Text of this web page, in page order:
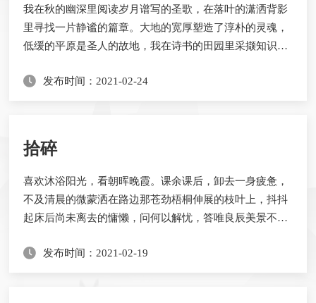
我在秋的幽深里阅读岁月谱写的圣歌，在落叶的潇洒背影
里寻找一片静谧的篇章。大地的宽厚塑造了淳朴的灵魂，
低缓的平原是圣人的故地，我在诗书的田园里采撷知识的
子里瞳孔中闪耀着细碎而耀眼的明光。恬静而繁闹，热烈
一轮被遗忘在凡间的明月——在夜里与天上的明月...
发布时间：2021-02-24
拾碎
喜欢沐浴阳光，看朝晖晚霞。课余课后，卸去一身疲惫，
不及清晨的微蒙洒在路边那苍劲梧桐伸展的枝叶上，抖抖
起床后尚未离去的慵懒，问何以解忧，答唯良辰美景不可
叶片寻觅着甘甜。濯锦池上的古石小桥，是欣赏日出东方
发布时间：2021-02-19